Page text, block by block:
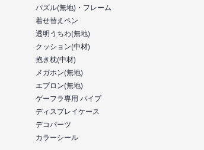
パズル(無地)・フレーム
着せ替えペン
透明うちわ(無地)
クッション(中材)
抱き枕(中材)
メガホン(無地)
エプロン(無地)
ゲーフラ専用 パイプ
ディスプレイケース
デコパーツ
カラーシール